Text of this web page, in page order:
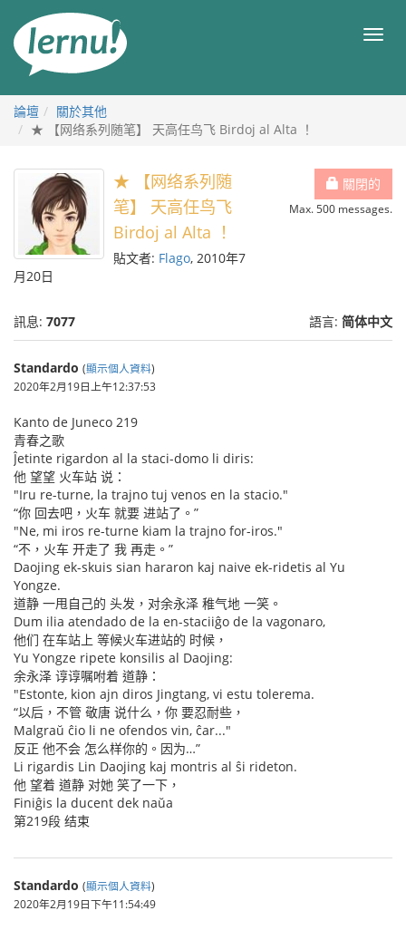
目
論壇
關於其他
★ 【网络系列随笔】 天高任鸟飞 Birdoj al Alta ！
關閉的
Max. 500 messages.
★ 【网络系列随
笔】 天高任鸟飞
Birdoj al Alta ！
貼文者: Flago, 2010年7
月20日
訊息: 7077 語言: 简体中文
Standardo (顯示個人資料)
2020年2月19日上午12:37:53
Kanto de Juneco 219
青春之歌
Ĵetinte rigardon al la staci-domo li diris:
他 望望 火车站 说：
"Iru re-turne, la trajno tuj venos en la stacio."
“你 回去吧，火车 就要 进站了。”
"Ne, mi iros re-turne kiam la trajno for-iros."
“不，火车 开走了 我 再走。”
Daojing ek-skuis sian hararon kaj naive ek-ridetis al Yu
Yongze.
道静 一甩自己的 头发，对余永泽 稚气地 一笑。
Dum ilia atendado de la en-staciiĝo de la vagonaro,
他们 在车站上 等候火车进站的 时候，
Yu Yongze ripete konsilis al Daojing:
余永泽 谆谆嘱咐着 道静：
"Estonte, kion ajn diros Jingtang, vi estu tolerema.
“以后，不管 敬唐 说什么，你 要忍耐些，
Malgraŭ ĉio li ne ofendos vin, ĉar..."
反正 他不会 怎么样你的。因为…”
Li rigardis Lin Daojing kaj montris al ŝi rideton.
他 望着 道静 对她 笑了一下，
Finiĝis la ducent dek naŭa
第219段 结束
Standardo (顯示個人資料)
2020年2月19日下午11:54:49